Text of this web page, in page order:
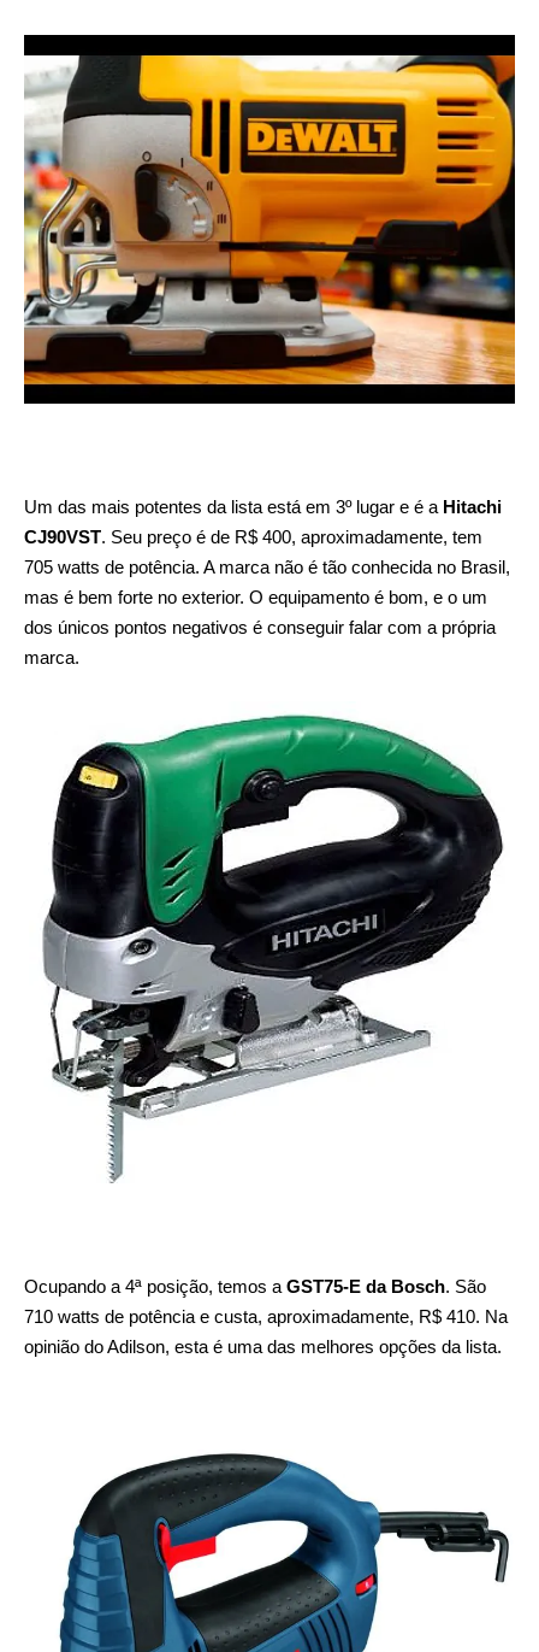
Um das mais potentes da lista está em 3º lugar e é a Hitachi
CJ90VST. Seu preço é de R$ 400, aproximadamente, tem
705 watts de potência. A marca não é tão conhecida no Brasil,
mas é bem forte no exterior. O equipamento é bom, e o um
dos únicos pontos negativos é conseguir falar com a própria
marca.
Ocupando a 4ª posição, temos a GST75-E da Bosch. São
710 watts de potência e custa, aproximadamente, R$ 410. Na
opinião do Adilson, esta é uma das melhores opções da lista.